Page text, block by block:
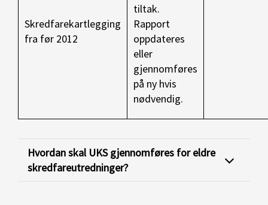
Skredfarekartlegging
fra før 2012
tiltak.
Rapport
oppdateres
eller
gjennomføres
på ny hvis
nødvendig.
Hvordan skal UKS gjennomføres for eldre
skredfareutredninger?